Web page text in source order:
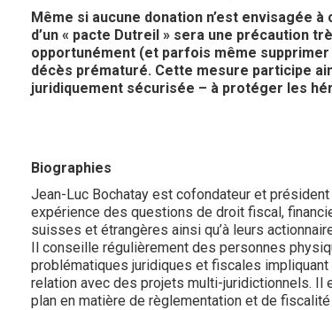
Même si aucune donation n’est envisagée
d’un « pacte Dutreil » sera une précaution
opportunément (et parfois même
décès prématuré. Cette mesure participe
juridiquement sécurisée – à protéger les
Biographies
Jean-Luc Bochatay est cofondateur et
expérience des questions de droit fiscal,
suisses et étrangères ainsi qu’à leurs
Il conseille régulièrement des personnes
problématiques juridiques et fiscales
relation avec des projets multi-juridictionnels.
plan en matière de règlementation et de